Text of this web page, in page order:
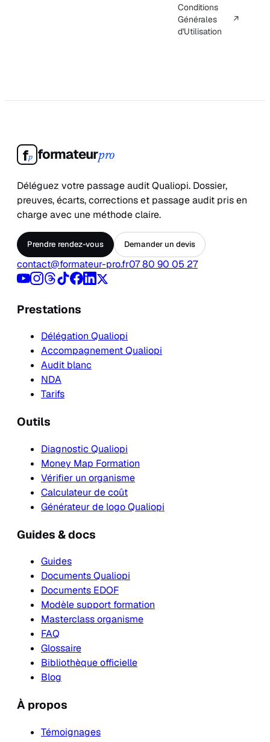
Conditions
Générales
d'Utilisation
↗
fp formateurpro
Déléguez votre passage audit Qualiopi. Dossier,
preuves, écarts, corrections et passage audit pris en
charge avec une méthode claire.
Prendre rendez-vous Demander un devis
contact@formateur-pro.fr07 80 90 05 27
Prestations
Délégation Qualiopi
Accompagnement Qualiopi
Audit blanc
NDA
Tarifs
Outils
Diagnostic Qualiopi
Money Map Formation
Vérifier un organisme
Calculateur de coût
Générateur de logo Qualiopi
Guides & docs
Guides
Documents Qualiopi
Documents EDOF
Modèle support formation
Masterclass organisme
FAQ
Glossaire
Bibliothèque officielle
Blog
À propos
Témoignages